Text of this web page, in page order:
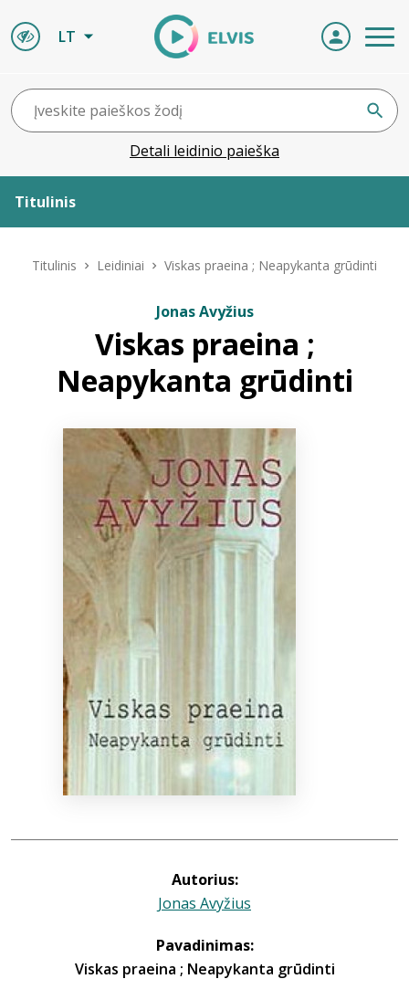
LT
Detali leidinio paieška
Titulinis
ELVIS atvyksta
Bibliotekoms
Titulinis Leidiniai Viskas praeina ; Neapykanta grūdinti
Jonas Avyžius
Viskas praeina ;
Neapykanta grūdinti
Autorius:
Jonas Avyžius
Pavadinimas:
Viskas praeina ; Neapykanta grūdinti